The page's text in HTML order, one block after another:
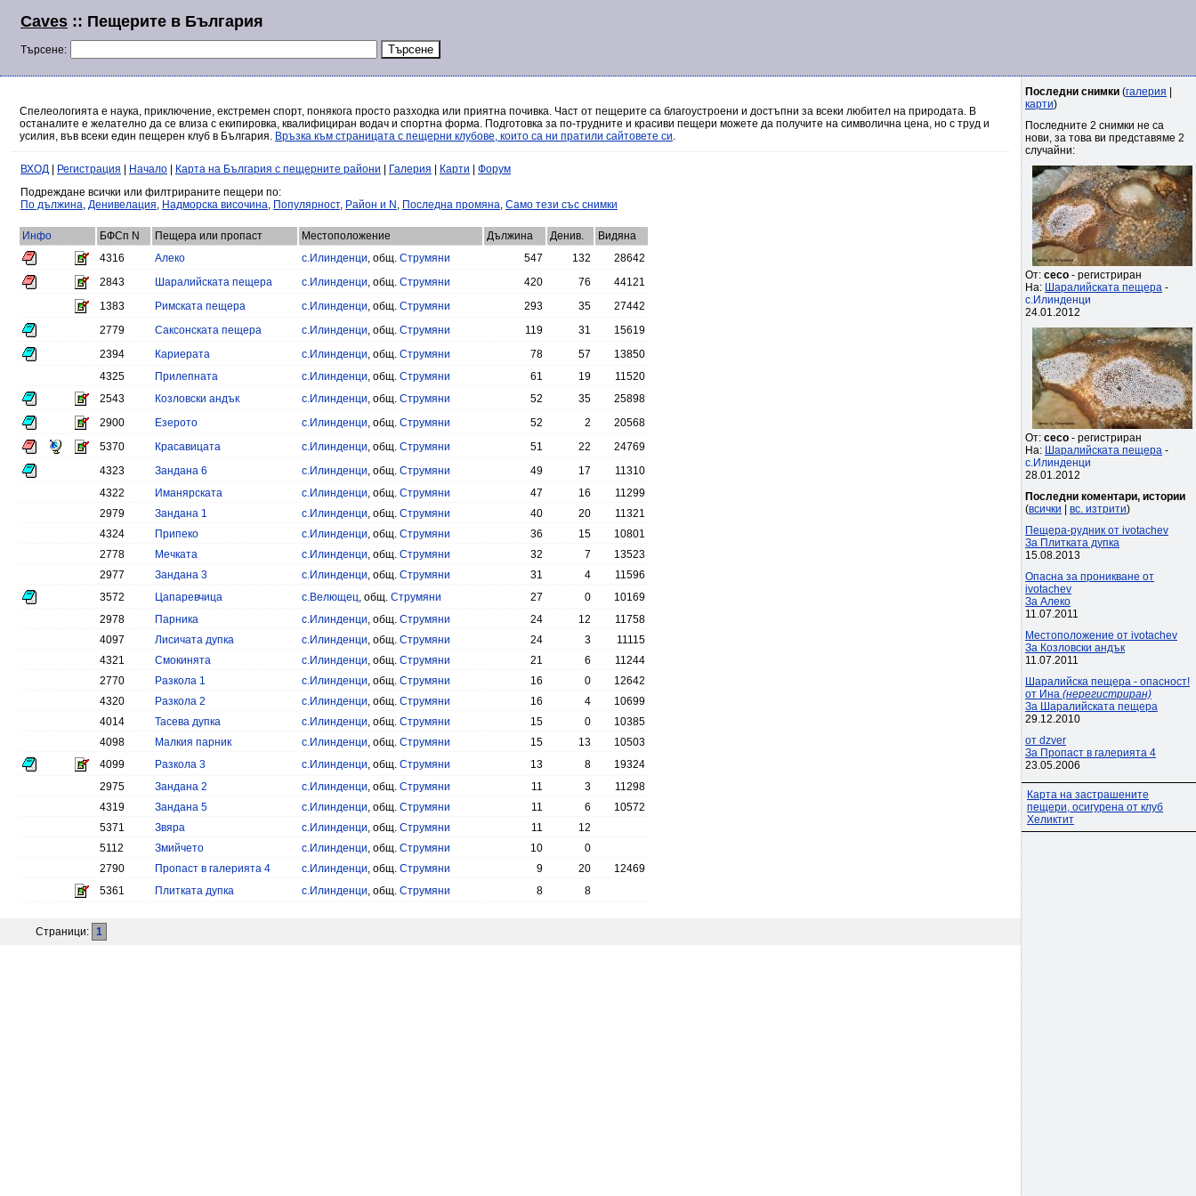
Caves :: Пещерите в България
Търсене:
Спелеологията е наука, приключение, екстремен спорт, понякога просто разходка или приятна почивка. Част от пещерите са благоустроени и достъпни за всеки любител на природата. В
останалите е желателно да се влиза с екипировка, квалифициран водач и спортна форма. Подготовка за по-трудните и красиви пещери можете да получите на символична цена, но с труд и
усилия, във всеки един пещерен клуб в България. Връзка към страницата с пещерни клубове, които са ни пратили сайтовете си.
ВХОД Регистрация Начало Карта на България с пещерните райони Галерия Карти
Форум
Подреждане всички или филтрираните пещери по:
По дължина, Денивелация, Надморска височина, Популярност, Район и N , Последна промяна, Само тези със снимки
Инфо БФСп N Пещера или пропаст Местоположение Дължина Денив.
Видяна
4316
Алеко с.Илинденци, общ. Струмяни 547 132
28642
2843
Шаралийската пещера с.Илинденци, общ. Струмяни 420 76
44121
1383
Римската пещера с.Илинденци, общ. Струмяни 293 35
27442
2779
Саксонската пещера с.Илинденци, общ. Струмяни 119 31
15619
2394
Кариерата с.Илинденци, общ. Струмяни 78 57
13850
4325
Прилепната с.Илинденци, общ. Струмяни 61 19
11520
2543
Козловски андък с.Илинденци, общ. Струмяни 52 35
25898
2900
Езерото с.Илинденци, общ. Струмяни 52 2
20568
5370
Красавицата с.Илинденци, общ. Струмяни 51 22
24769
4323
Зандана 6 с.Илинденци, общ. Струмяни 49 17
11310
4322
Иманярската с.Илинденци, общ. Струмяни 47 16
11299
2979
Зандана 1 с.Илинденци, общ. Струмяни 40 20
11321
4324
Припеко с.Илинденци, общ. Струмяни 36 15
10801
2778
Мечката с.Илинденци, общ. Струмяни 32 7
13523
2977
Зандана 3 с.Илинденци, общ. Струмяни 31 4
11596
3572
Цапаревчица с.Велющец, общ. Струмяни 27 0
10169
2978
Парника с.Илинденци, общ. Струмяни 24 12
11758
4097
Лисичата дупка с.Илинденци, общ. Струмяни 24 3
11115
4321
Смокинята с.Илинденци, общ. Струмяни 21 6
11244
2770
Разкола 1 с.Илинденци, общ. Струмяни 16 0
12642
4320
Разкола 2 с.Илинденци, общ. Струмяни 16 4
10699
4014
Тасева дупка с.Илинденци, общ. Струмяни 15 0
10385
4098
Малкия парник с.Илинденци, общ. Струмяни 15 13
10503
4099
Разкола 3 с.Илинденци, общ. Струмяни 13 8
19324
2975
Зандана 2 с.Илинденци, общ. Струмяни 11 3
11298
4319
Зандана 5 с.Илинденци, общ. Струмяни 11 6
10572
5371
Звяра с.Илинденци, общ. Струмяни 11
12
5112
Змийчето с.Илинденци, общ. Струмяни 10
0
2790
Пропаст в галерията 4 с.Илинденци, общ. Струмяни 9 20
12469
5361
Плитката дупка с.Илинденци, общ. Струмяни 8 8
Страници: 1
Последни снимки (галерия
карти)
Последните 2 снимки не са
нови, за това ви представяме 2
случайни:
От: ceco - регистриран
На: Шаралийската пещера -
с.Илинденци
24.01.2012
От: ceco - регистриран
На: Шаралийската пещера -
с.Илинденци
28.01.2012
Последни коментари, истории
(всички вс. изтрити)
Пещера-рудник от ivotachev
За Плитката дупка
15.08.2013
Опасна за проникване от
ivotachev
За Алеко
11.07.2011
Местоположение от ivotachev
За Козловски андък
11.07.2011
Шаралийска пещера - опасност!
от Ина (нерегистриран)
За Шаралийската пещера
29.12.2010
от dzver
За Пропаст в галерията 4
23.05.2006
Карта на застрашените
пещери, осигурена от клуб
Хеликтит